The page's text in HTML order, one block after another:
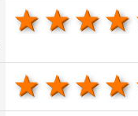
3
2
1 star
3
2
1 star